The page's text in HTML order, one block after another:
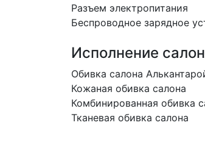
Разъем электропитания
Беспроводное зарядное
Исполнение
Обивка салона
Кожаная обивка салона
Комбинированная обивка
Тканевая обивка салона